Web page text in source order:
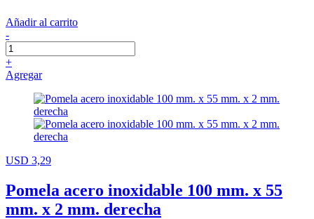
Añadir al carrito
-
+
Agregar
USD 3,29
Pomela acero inoxidable 100 mm. x 55
mm. x 2 mm. derecha